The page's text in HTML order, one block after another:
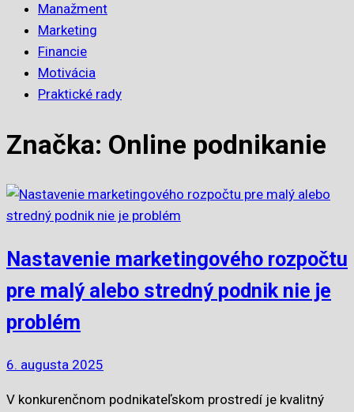
Manažment
Marketing
Financie
Motivácia
Praktické rady
Značka: Online podnikanie
Nastavenie marketingového rozpočtu
pre malý alebo stredný podnik nie je
problém
6. augusta 2025
V konkurenčnom podnikateľskom prostredí je kvalitný